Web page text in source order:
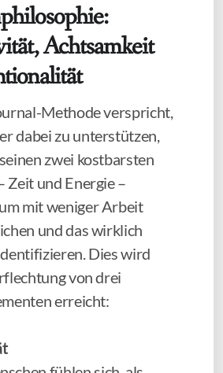
Achtsamkeit
Methode verspricht,
dabei zu unterstützen,
zwei kostbarsten
Zeit und Energie –
mit weniger Arbeit
und das wirklich
Dies wird
von drei
erreicht: